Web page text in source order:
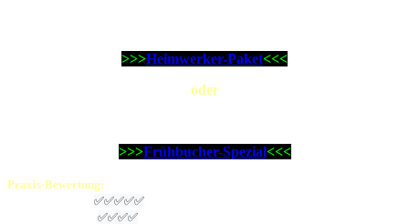
>>>Heimwerker-Paket<<<
oder
>>>Frühbucher-Spezial<<<
Praxis-Bewertung:
✅✅✅✅✅
✅✅✅✅